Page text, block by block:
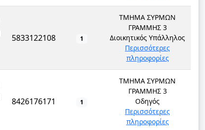
5833122108 1
ΤΜΗΜΑ ΣΥΡΜΩΝ
ΓΡΑΜΜΗΣ 3
Διοικητικός Υπάλληλος
Περισσότερες
πληροφορίες
8426176171 1
ΤΜΗΜΑ ΣΥΡΜΩΝ
ΓΡΑΜΜΗΣ 3
Οδηγός
Περισσότερες
πληροφορίες